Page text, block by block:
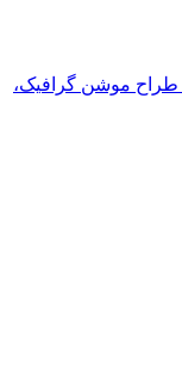
طراح موشن گرافیک،